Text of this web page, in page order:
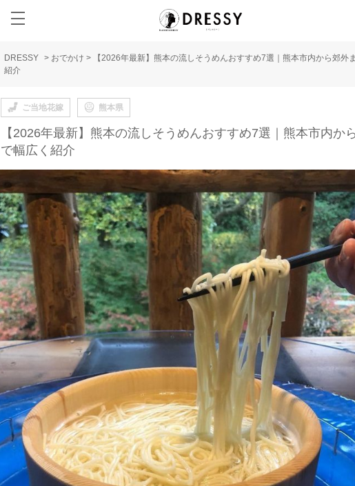
DRESSY > おでかけ >
【2026年最新】熊本の流しそうめんおすすめ7選｜熊本市内から郊外
紹介
ご当地花嫁 熊本県
【2026年最新】熊本の流しそうめんおすすめ7選｜熊本市内か
で幅広く紹介